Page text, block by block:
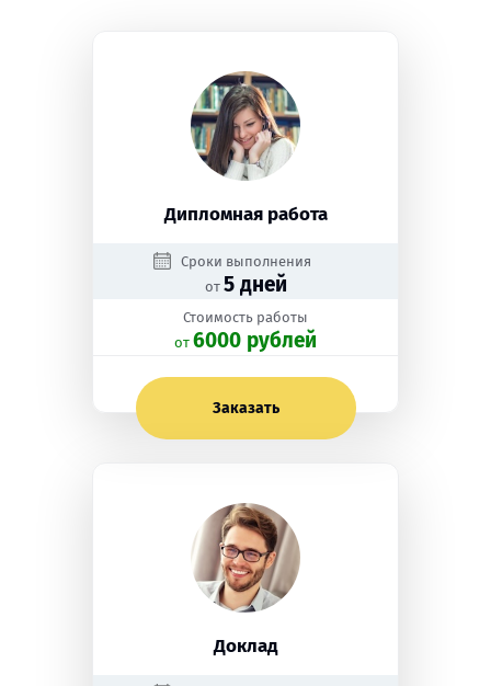
Дипломная работа
Сроки выполнения
от 5 дней
Стоимость работы
oт 6000 рублей
Заказать
Доклад